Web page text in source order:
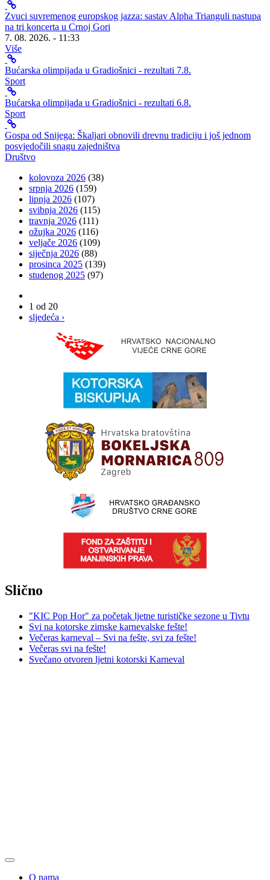
Zvuci suvremenog europskog jazza: sastav Alpha Trianguli nastupa
na tri koncerta u Crnoj Gori
7. 08. 2026. - 11:33
Više
Bućarska olimpijada u Gradiošnici - rezultati 7.8.
Sport
Bućarska olimpijada u Gradiošnici - rezultati 6.8.
Sport
Gospa od Snijega: Škaljari obnovili drevnu tradiciju i još jednom
posvjedočili snagu zajedništva
Društvo
kolovoza 2026 (38)
srpnja 2026 (159)
lipnja 2026 (107)
svibnja 2026 (115)
travnja 2026 (111)
ožujka 2026 (116)
veljače 2026 (109)
siječnja 2026 (88)
prosinca 2025 (139)
studenog 2025 (97)
1 od 20
sljedeća ›
Slično
"KIC Pop Hor" za početak ljetne turističke sezone u Tivtu
Svi na kotorske zimske karnevalske fešte!
Večeras karneval – Svi na fešte, svi za fešte!
Večeras svi na fešte!
Svečano otvoren ljetni kotorski Karneval
O nama